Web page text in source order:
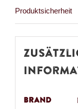
Produktsicherheit
Brand